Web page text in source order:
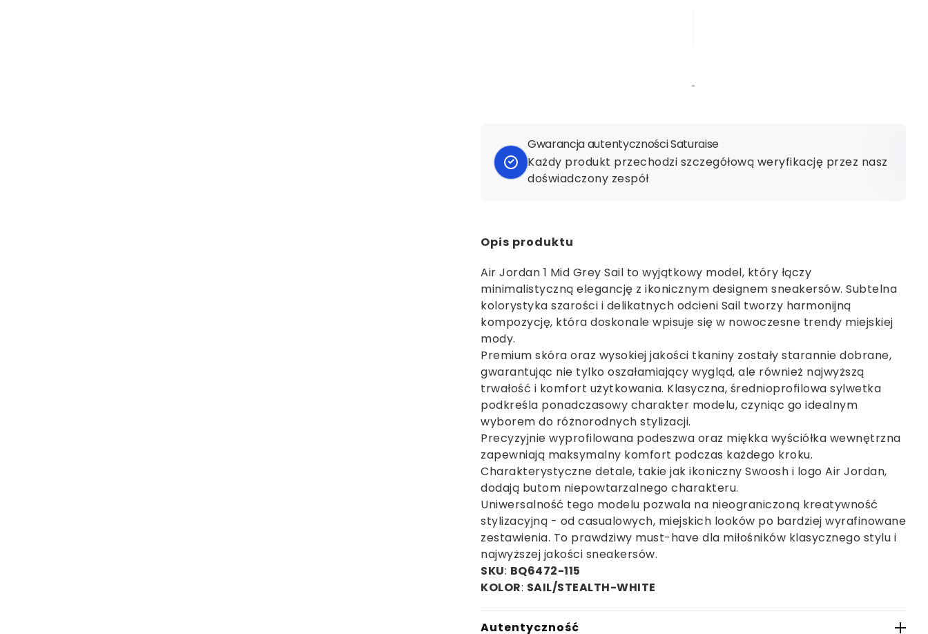
Gwarancja autentyczności Saturaise
Każdy produkt przechodzi szczegółową weryfikację przez nasz
doświadczony zespół
Opis produktu
Air Jordan 1 Mid Grey Sail to wyjątkowy model, który łączy
minimalistyczną elegancję z ikonicznym designem sneakersów. Subtelna
kolorystyka szarości i delikatnych odcieni Sail tworzy harmonijną
kompozycję, która doskonale wpisuje się w nowoczesne trendy miejskiej
mody.
Premium skóra oraz wysokiej jakości tkaniny zostały starannie dobrane,
gwarantując nie tylko oszałamiający wygląd, ale również najwyższą
trwałość i komfort użytkowania. Klasyczna, średnioprofilowa sylwetka
podkreśla ponadczasowy charakter modelu, czyniąc go idealnym
wyborem do różnorodnych stylizacji.
Precyzyjnie wyprofilowana podeszwa oraz miękka wyściółka wewnętrzna
zapewniają maksymalny komfort podczas każdego kroku.
Charakterystyczne detale, takie jak ikoniczny Swoosh i logo Air Jordan,
dodają butom niepowtarzalnego charakteru.
Uniwersalność tego modelu pozwala na nieograniczoną kreatywność
stylizacyjną - od casualowych, miejskich looków po bardziej wyrafinowane
zestawienia. To prawdziwy must-have dla miłośników klasycznego stylu i
najwyższej jakości sneakersów.
SKU: BQ6472-115
KOLOR: SAIL/STEALTH-WHITE
Autentyczność